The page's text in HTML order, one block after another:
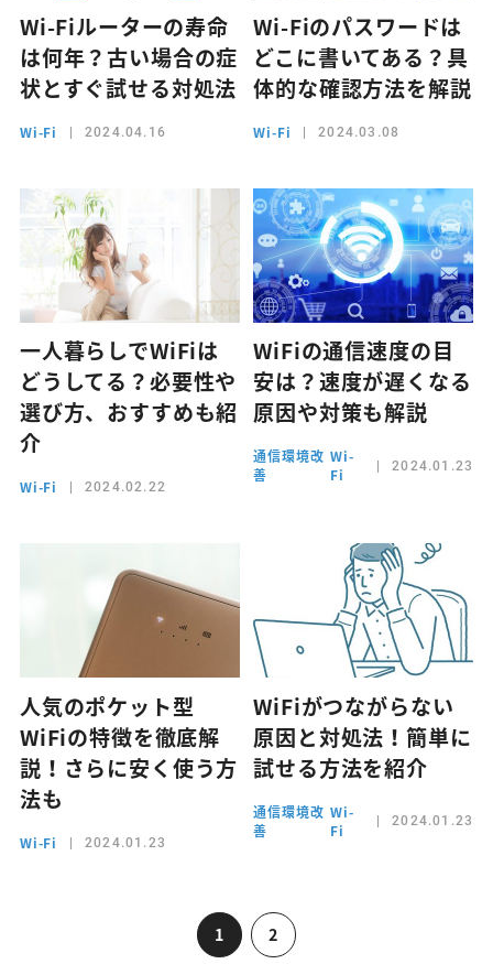
Wi-Fiルーターの寿命
は何年？古い場合の症
状とすぐ試せる対処法
Wi-Fi 2024.04.16
Wi-Fiのパスワードは
どこに書いてある？具
体的な確認方法を解説
Wi-Fi 2024.03.08
一人暮らしでWiFiは
どうしてる？必要性や
選び方、おすすめも紹
介
Wi-Fi 2024.02.22
WiFiの通信速度の目
安は？速度が遅くなる
原因や対策も解説
通信環境改
善
Wi-
Fi
2024.01.23
人気のポケット型
WiFiの特徴を徹底解
説！さらに安く使う方
法も
Wi-Fi 2024.01.23
WiFiがつながらない
原因と対処法！簡単に
試せる方法を紹介
通信環境改
善
Wi-
Fi
2024.01.23
1 2